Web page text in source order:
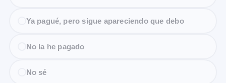
Ya pagué, pero sigue apareciendo que debo
No la he pagado
No sé